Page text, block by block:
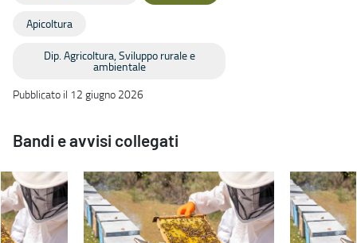
Apicoltura
Dip. Agricoltura, Sviluppo rurale e
ambientale
Pubblicato il 12 giugno 2026
Bandi e avvisi collegati